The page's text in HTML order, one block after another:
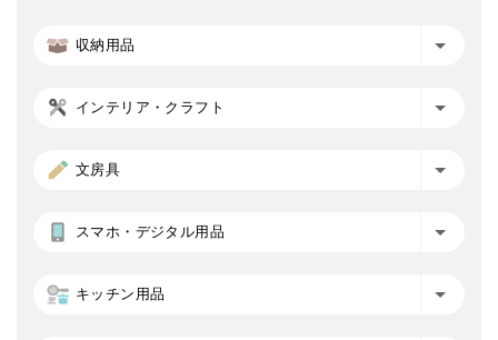
収納用品
インテリア・クラフト
文房具
スマホ・デジタル用品
キッチン用品